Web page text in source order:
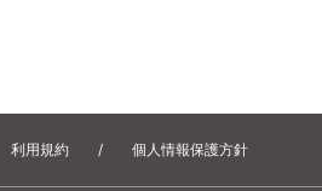
利用規約 / 個人情報保護方針